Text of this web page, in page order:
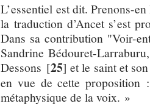
L’essentiel est dit. Prenons-
la traduction d’Ancet s’est
Dans sa contribution "Voir-
Sandrine Bédouret-
Dessons [25] et le saint et
en vue de cette proposition
métaphysique de la voix. »